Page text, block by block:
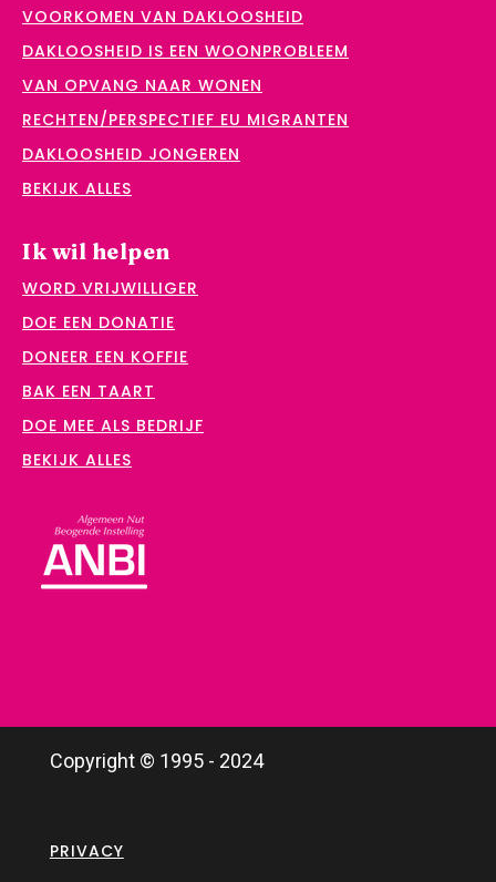
VOORKOMEN VAN DAKLOOSHEID
DAKLOOSHEID IS EEN WOONPROBLEEM
VAN OPVANG NAAR WONEN
RECHTEN/PERSPECTIEF EU MIGRANTEN
DAKLOOSHEID JONGEREN
BEKIJK ALLES
Ik wil helpen
WORD VRIJWILLIGER
DOE EEN DONATIE
DONEER EEN KOFFIE
BAK EEN TAART
DOE MEE ALS BEDRIJF
BEKIJK ALLES
Copyright © 1995 - 2024
PRIVACY